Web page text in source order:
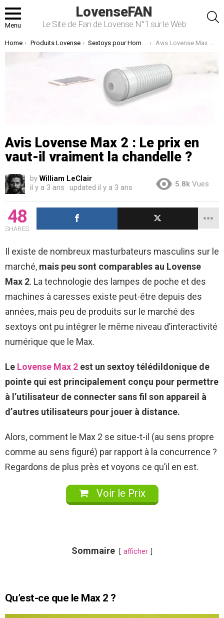
Menu
LovenseFAN
Le Site de Fan de Lovense N°1 sur le Web
You are here:
Home Produits Lovense Sextoys pour Homme Avis Lovense Max 2 : Le prix en vaut-il vraiment la chandelle ?
Avis Lovense Max 2 : Le prix en
vaut-il vraiment la chandelle ?
by William LeClair
il y a 3 ans
updated il y a 3 ans 5.8k Vues
48
SHARES
Il existe de nombreux masturbateurs masculins sur le
marché, mais peu sont comparables au Lovense
Max 2. La technologie des lampes de poche et des
machines à caresses existe peut-être depuis des
années, mais peu de produits sur le marché des
sextoys ont pu intégrer le même niveau d’interactivité
numérique que le Max.
Le Lovense Max 2 est un sextoy télédildonique de
pointe qui est principalement conçu pour permettre
à l’utilisateur de connecter sans fil son appareil à
d’autres utilisateurs pour jouer à distance.
Alors, comment le Max 2 se situe-t-il (au sens propre
comme au sens figuré) par rapport à la concurrence ?
Regardons de plus près et voyons ce qu’il en est.
Voir le Prix
Sommaire afficher
Qu’est-ce que le Max 2 ?